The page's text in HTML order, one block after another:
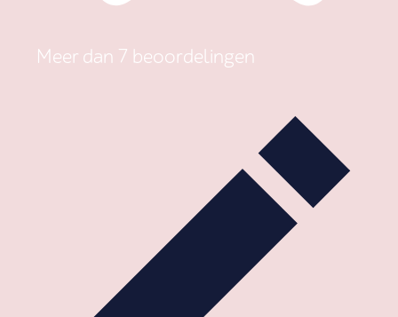
Meer dan 7 beoordelingen